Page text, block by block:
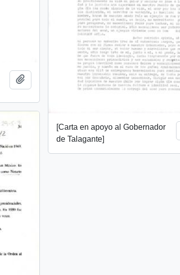
Añadir al portapapeles
[Carta en apoyo al Gobernador
de Talagante]